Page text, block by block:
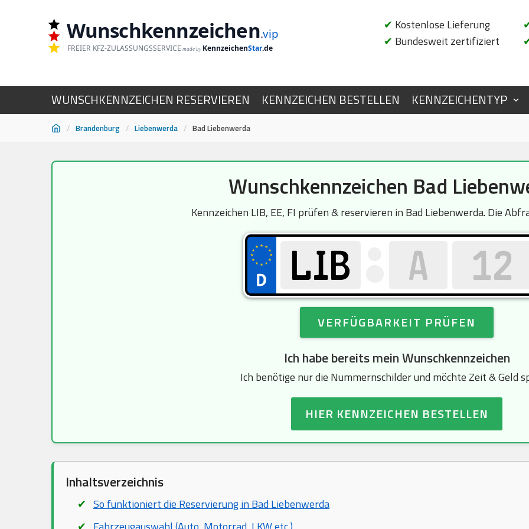
Wunschkennzeichen.vip
FREIER KFZ-ZULASSUNGSSERVICE made by KennzeichenStar.de
✔ Kostenlose Lieferung
✔ Bundesweit zertifiziert
WUNSCHKENNZEICHEN RESERVIEREN KENNZEICHEN BESTELLEN KENNZEICHENTYP
/ Brandenburg / Liebenwerda / Bad Liebenwerda
Wunschkennzeichen Bad
Kennzeichen LIB, EE, FI prüfen & reservieren in Bad Liebenwerda. Die
VERFÜGBARKEIT PRÜFEN
Ich habe bereits mein Wunschkennzeichen
Ich benötige nur die Nummernschilder und möchte Zeit & Geld
HIER KENNZEICHEN BESTELLEN
Inhaltsverzeichnis
So funktioniert die Reservierung in Bad Liebenwerda